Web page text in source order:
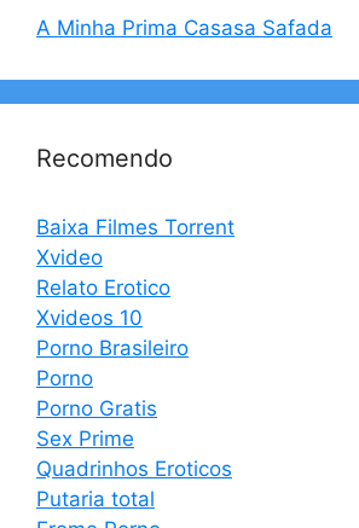
A Minha Prima Casasa Safada
Recomendo
Baixa Filmes Torrent
Xvideo
Relato Erotico
Xvideos 10
Porno Brasileiro
Porno
Porno Gratis
Sex Prime
Quadrinhos Eroticos
Putaria total